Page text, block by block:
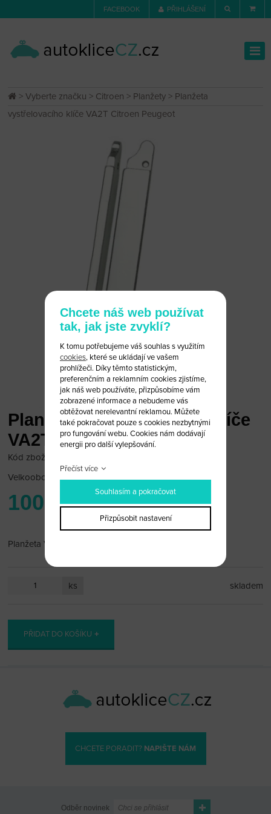
FACEBOOK PŘIHLÁŠENÍ
>Vyberte značku > Citroen > Planžety > Planžeta
vystřelovacího klíče VA2T Citroen Peugeot
Planžeta vystřelovacího klíče
VA2T Citroen Peugeot
Kód zboží: Citroen PV/VA
Velkoobchodní cena:po přihlášení
100 Kč
Planžeta VA2T do vystřelovacího klíče Citroen Peugeot
ks skladem
PŘIDAT DO KOŠÍKU
CHCETE PORADIT? NAPIŠTE NÁM
Odběr novinek
Chcete náš web používat
tak, jak jste zvyklí?
K tomu potřebujeme váš souhlas s využitím
cookies, které se ukládají ve vašem
prohlížeči. Díky těmto statistickým,
preferenčním a reklamním cookies zjistíme,
jak náš web používáte, přizpůsobíme vám
zobrazené informace a nebudeme vás
obtěžovat nerelevantní reklamou. Můžete
také pokračovat pouze s cookies nezbytnými
pro fungování webu. Cookies nám dodávají
energii pro další vylepšování.
Přečíst více
Souhlasím a pokračovat
Přizpůsobit nastavení